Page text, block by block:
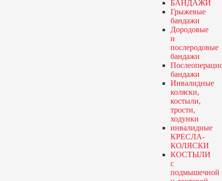
БАНДАЖИ
Грыжевые
бандажи
Дородовые
и
послеродовые
бандажи
бандажи
Инвалидные
коляски,
костыли,
трости,
ходунки
инвалидные
КРЕСЛА-
КОЛЯСКИ
КОСТЫЛИ
с
подмышечной